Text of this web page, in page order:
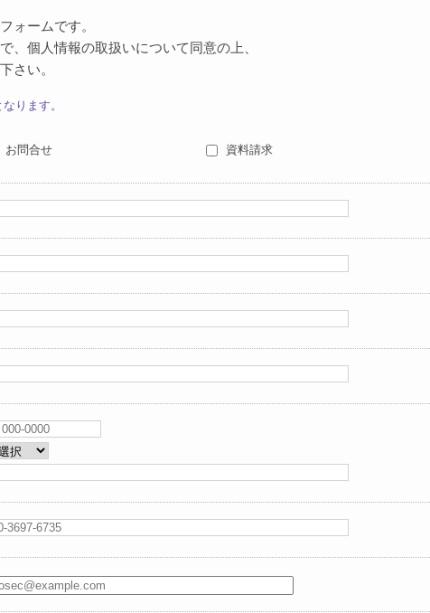
ォームです。
、個人情報の取扱いについて同意の上、
さい。
ります。
お問合せ 資料請求